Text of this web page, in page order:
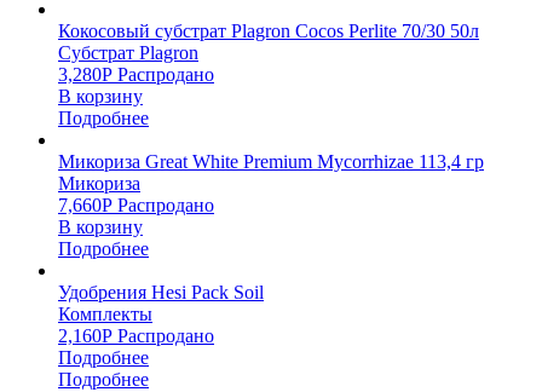
Кокосовый субстрат Plagron Cocos Perlite 70/30 50л
Субстрат Plagron
3,280Р Распродано
В корзину
Подробнее
Микориза Great White Premium Mycorrhizae 113,4 гр
Микориза
7,660Р Распродано
В корзину
Подробнее
Удобрения Hesi Pack Soil
Комплекты
2,160Р Распродано
Подробнее
Подробнее